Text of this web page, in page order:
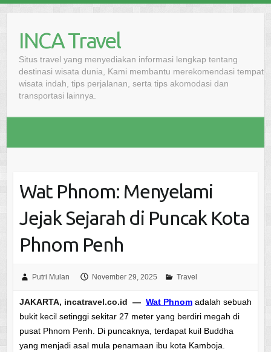
contentINCA Travel
Situs travel yang menyediakan informasi lengkap tentang
destinasi wisata dunia, Kami membantu merekomendasi tempat
wisata indah, tips perjalanan, serta tips akomodasi dan
transportasi lainnya.
Wat Phnom: Menyelami
Jejak Sejarah di Puncak Kota
Phnom Penh
Putri Mulan November 29, 2025 Travel
JAKARTA, incatravel.co.id — Wat Phnom adalah sebuah
bukit kecil setinggi sekitar 27 meter yang berdiri megah di
pusat Phnom Penh. Di puncaknya, terdapat kuil Buddha
yang menjadi asal mula penamaan ibu kota Kamboja.